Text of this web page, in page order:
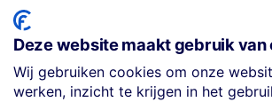
Ligging
Het hotel ligt vlakbij de belangrijkste
naar Madrid, naast de bekende
Salamanca en op slechts 5 minuten
stadscentrum. Het is biedt een goede
Deze website maakt gebruik van
Wij gebruiken cookies om onze
werken, inzicht te krijgen in het